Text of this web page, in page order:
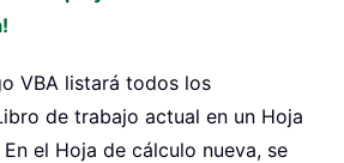
VBA listará todos los
de trabajo actual en un Hoja
el Hoja de cálculo nueva, se